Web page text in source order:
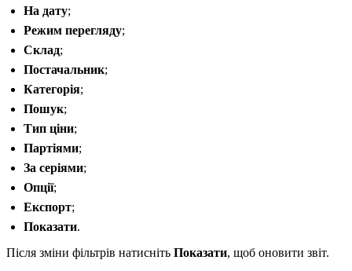
На дату;
Режим перегляду;
Склад;
Постачальник;
Категорія;
Пошук;
Тип ціни;
Партіями;
За серіями;
Опції;
Експорт;
Показати.
Після зміни фільтрів натисніть Показати, щоб оновити звіт.